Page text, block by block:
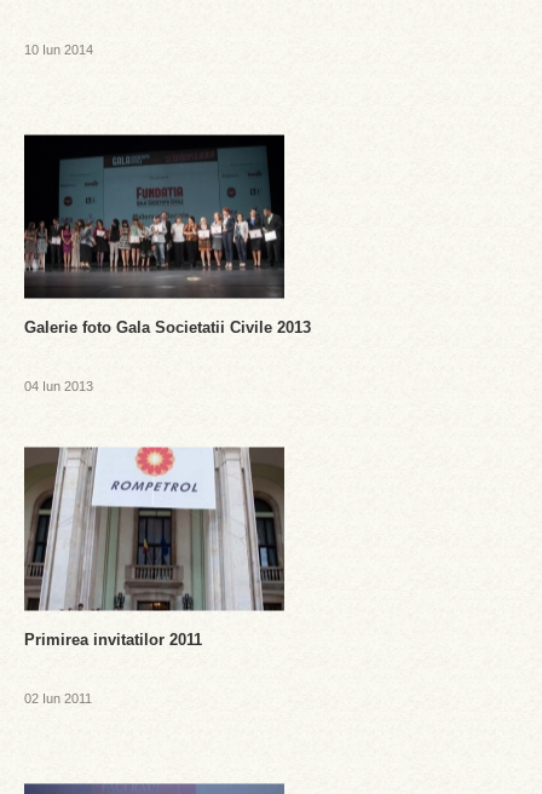
10 Iun 2014
Galerie foto Gala Societatii Civile 2013
04 Iun 2013
Primirea invitatilor 2011
02 Iun 2011